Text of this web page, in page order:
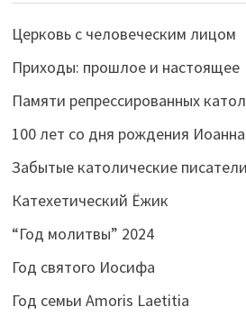
Церковь с человеческим лицом
Приходы: прошлое и настоящее
Памяти репрессированных
100 лет со дня рождения
Забытые католические
Катехетический Ёжик
“Год молитвы” 2024
Год святого Иосифа
Год семьи Amoris Laetitia